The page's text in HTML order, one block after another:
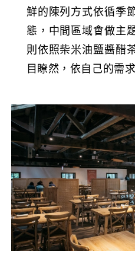
鮮的陳列方式依循季
態，中間區域會做主
則依照柴米油鹽醬醋
目瞭然，依自己的需